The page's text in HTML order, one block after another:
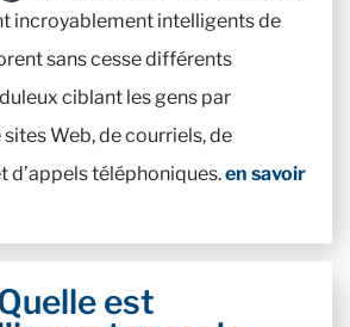
incroyablement intelligents de
sans cesse différents
ciblant les gens par
Web, de courriels, de
d’appels téléphoniques.en savoir
est